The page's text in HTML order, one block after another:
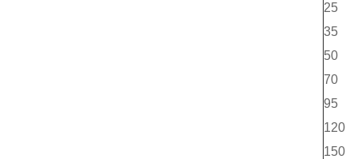
25
35
50
70
95
120
150